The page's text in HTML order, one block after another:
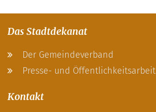
Das Stadtdekanat
Der Gemeindeverband
Presse- und Öffentlichkeitsarbeit
Kontakt